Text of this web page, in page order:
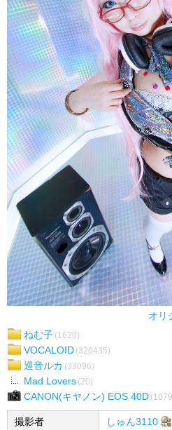
オリ
ねむ子 (1620)
VOCALOID (320435)
巡音ルカ (33096)
Mad Lovers (20)
CANON(キヤノン) EOS 40D
撮影者 しゅん3110